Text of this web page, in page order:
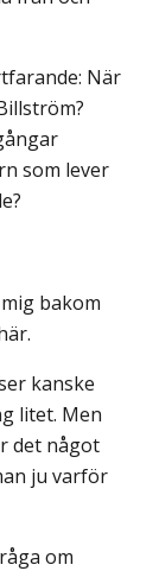
När
som lever
bakom
kanske
litet. Men
det något
ju varför
om